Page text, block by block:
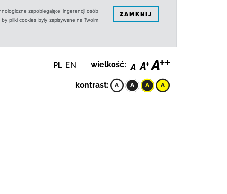
zapobiegające ingerencji osób
pliki cookies były zapisywane na Twoim
ZAMKNIJ
PL EN wielkość:
kontrast: